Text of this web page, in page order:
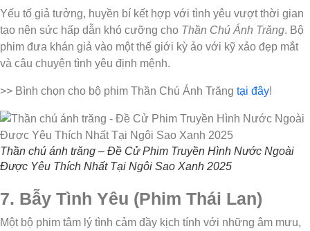
Yếu tố giả tưởng, huyền bí kết hợp với tình yêu vượt thời gian
tạo nên sức hấp dẫn khó cưỡng cho Thần Chú Ánh Trăng. Bộ
phim đưa khán giả vào một thế giới kỳ ảo với kỹ xảo đẹp mắt
và câu chuyện tình yêu định mệnh.
>> Bình chọn cho bộ phim Thần Chú Ánh Trăng tại đây!
Thần chú ánh trăng – Đề Cử Phim Truyền Hình Nước Ngoài
Được Yêu Thích Nhất Tại Ngôi Sao Xanh 2025
7. Bẫy Tình Yêu (Phim Thái Lan)
Một bộ phim tâm lý tình cảm đầy kịch tính với những âm mưu,